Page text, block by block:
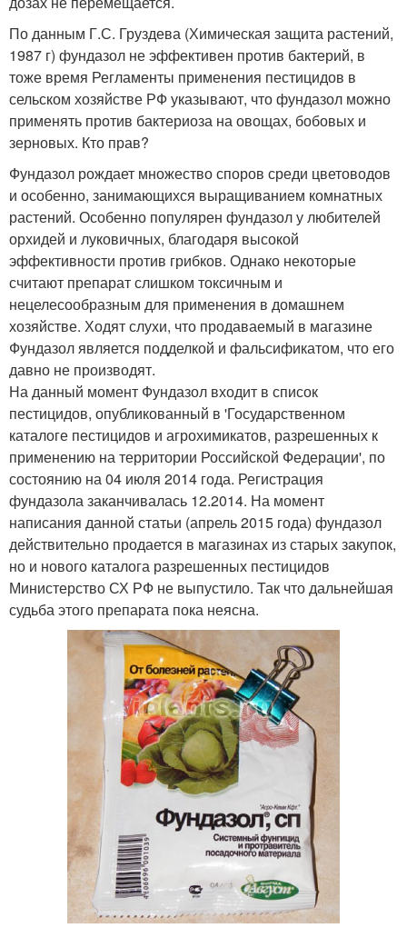
По данным Г.С. Груздева (Химическая защита растений,
1987 г) фундазол не эффективен против бактерий, в
тоже время Регламенты применения пестицидов в
сельском хозяйстве РФ указывают, что фундазол можно
применять против бактериоза на овощах, бобовых и
зерновых. Кто прав?
Фундазол рождает множество споров среди цветоводов
и особенно, занимающихся выращиванием комнатных
растений. Особенно популярен фундазол у любителей
орхидей и луковичных, благодаря высокой
эффективности против грибков. Однако некоторые
считают препарат слишком токсичным и
нецелесообразным для применения в домашнем
хозяйстве. Ходят слухи, что продаваемый в магазине
Фундазол является подделкой и фальсификатом, что его
давно не производят.
На данный момент Фундазол входит в список
пестицидов, опубликованный в 'Государственном
каталоге пестицидов и агрохимикатов, разрешенных к
применению на территории Российской Федерации', по
состоянию на 04 июля 2014 года. Регистрация
фундазола заканчивалась 12.2014. На момент
написания данной статьи (апрель 2015 года) фундазол
действительно продается в магазинах из старых закупок,
но и нового каталога разрешенных пестицидов
Министерство СХ РФ не выпустило. Так что дальнейшая
судьба этого препарата пока неясна.